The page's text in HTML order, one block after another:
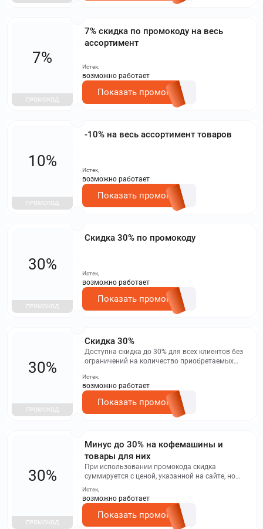
7% скидка по промокоду на весь
ассортимент
7%
ПРОМОКОД
Истек,
возможно работает
Показать промокод
-10% на весь ассортимент товаров
10%
ПРОМОКОД
Истек,
возможно работает
Показать промокод
Скидка 30% по промокоду
30%
ПРОМОКОД
Истек,
возможно работает
Показать промокод
Скидка 30%
Доступна скидка до 30% для всех клиентов без
ограничений на количество приобретаемых
акциями и распространяется на все товары.
Максимальный размер скидки при
использовании промокода КОФЕ составляет
30%
ПРОМОКОД
Истек,
возможно работает
Показать промокод
Минус до 30% на кофемашины и
товары для них
При использовании промокода скидка
суммируется с ценой, указанной на сайте, но
применяется только к товарам,
представленным на акционной странице.
Нельзя использовать скидку вместе с другими
акциями, баллами программы лояльности и
товарами с финальной ценой.
30%
ПРОМОКОД
Истек,
возможно работает
Показать промокод